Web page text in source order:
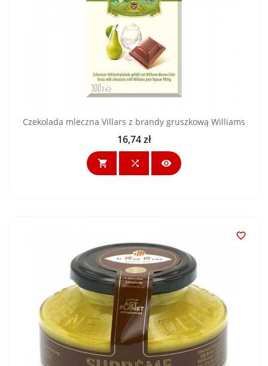
Czekolada mleczna Villars z brandy gruszkową Williams
Cena
16,74 zł
  
